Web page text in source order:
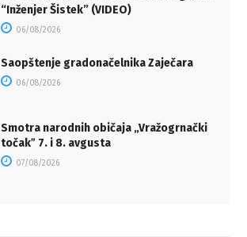
“Inženjer Šistek” (VIDEO)
06/08/2026
Saopštenje gradonačelnika Zaječara
06/08/2026
Smotra narodnih običaja „Vražogrnački
točakˮ 7. i 8. avgusta
07/08/2026